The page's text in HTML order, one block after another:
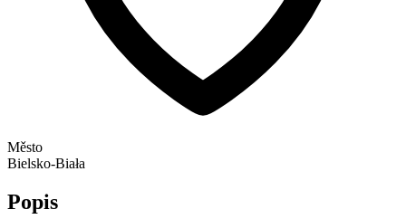
Město
Bielsko-Biała
Popis